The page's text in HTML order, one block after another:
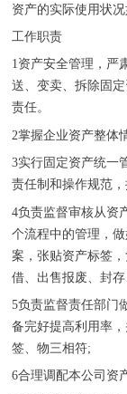
资产的实际使用状
工作职责
1资产安全管理，严
送、变卖、拆除固
责任。
2掌握企业资产整体
3实行固定资产统一
责任制和操作规范
4负责监督审核从资
个流程中的管理，
案，张贴资产标签
借、出售报废、封
5负责监督责任部门
备完好提高利用率
签、物三相符;
6合理调配本公司资